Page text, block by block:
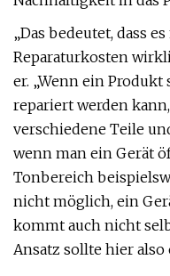
„Das bedeutet, dass
Reparaturkosten
er. „Wenn ein
repariert werden
verschiedene Teile
wenn man ein Gerät
Tonbereich
nicht möglich, ein
kommt auch nicht
Ansatz sollte hier also